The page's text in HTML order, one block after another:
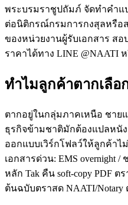
พระบรมราชูปถัมภ์ จัดทำคำแ
ต่อนิติกรณ์กรมการกงสุลหรือ
ของหน่วยงานผู้รับเอกสาร ส
ราคาได้ทาง LINE @NAATI ห
ทำไมลูกค้าตากเลือ
ตากอยู่ในกลุ่มภาคเหนือ ชา
ธุรกิจข้ามชาติมักต้องแปลหนัง
ออกแบบเวิร์กโฟลว์ให้ลูกค้าไ
เอกสารด่วน: EMS overnight
หลัก Tak คืน soft-copy PDF
ต้นฉบับตราสด NAATI/